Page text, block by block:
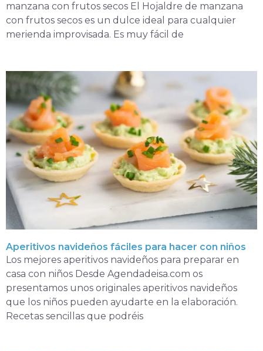
manzana con frutos secos El Hojaldre de manzana
con frutos secos es un dulce ideal para cualquier
merienda improvisada. Es muy fácil de
Aperitivos navideños fáciles para hacer con niños
Los mejores aperitivos navideños para preparar en
casa con niños Desde Agendadeisa.com os
presentamos unos originales aperitivos navideños
que los niños pueden ayudarte en la elaboración.
Recetas sencillas que podréis